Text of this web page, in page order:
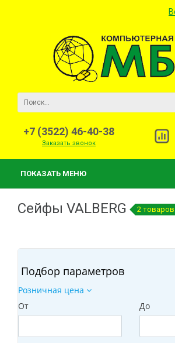
+7 (3522) 46-40-38
Заказать звонок
ПОКАЗАТЬ МЕНЮ
Сейфы VALBERG 2 товаров
Подбор параметров
Розничная цена
От
До